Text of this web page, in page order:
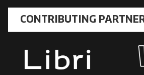
CONTRIBUTING